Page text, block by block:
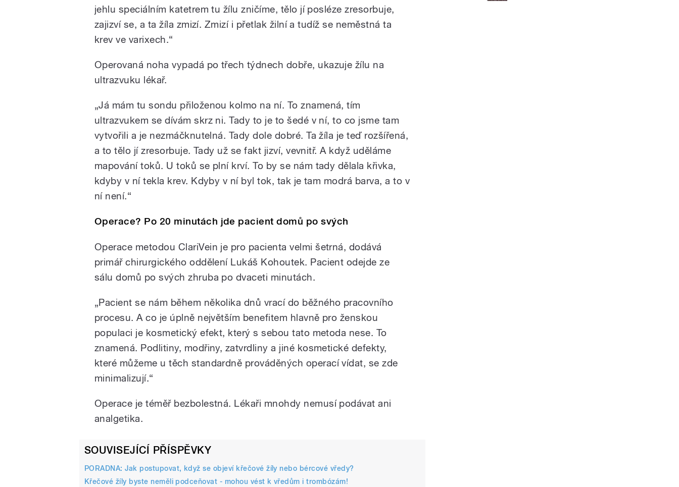
jehlu speciálním katetrem tu žílu zničíme, tělo jí posléze zresorbuje,
zajizví se, a ta žíla zmizí. Zmizí i přetlak žilní a tudíž se neměstná ta
krev ve varixech.“
Operovaná noha vypadá po třech týdnech dobře, ukazuje žílu na
ultrazvuku lékař.
„Já mám tu sondu přiloženou kolmo na ní. To znamená, tím
ultrazvukem se dívám skrz ni. Tady to je to šedé v ní, to co jsme tam
vytvořili a je nezmáčknutelná. Tady dole dobré. Ta žíla je teď rozšířená,
a to tělo jí zresorbuje. Tady už se fakt jizví, vevnitř. A když uděláme
mapování toků. U toků se plní krví. To by se nám tady dělala křivka,
kdyby v ní tekla krev. Kdyby v ní byl tok, tak je tam modrá barva, a to v
ní není.“
Operace? Po 20 minutách jde pacient domů po svých
Operace metodou ClariVein je pro pacienta velmi šetrná, dodává
primář chirurgického oddělení Lukáš Kohoutek. Pacient odejde ze
sálu domů po svých zhruba po dvaceti minutách.
„Pacient se nám během několika dnů vrací do běžného pracovního
procesu. A co je úplně největším benefitem hlavně pro ženskou
populaci je kosmetický efekt, který s sebou tato metoda nese. To
znamená. Podlitiny, modřiny, zatvrdliny a jiné kosmetické defekty,
které můžeme u těch standardně prováděných operací vídat, se zde
minimalizují.“
Operace je téměř bezbolestná. Lékaři mnohdy nemusí podávat ani
analgetika.
SOUVISEJÍCÍ PŘÍSPĚVKY
PORADNA: Jak postupovat, když se objeví křečové žíly nebo bércové vředy?
Křečové žíly byste neměli podceňovat - mohou vést k vředům i trombózám!